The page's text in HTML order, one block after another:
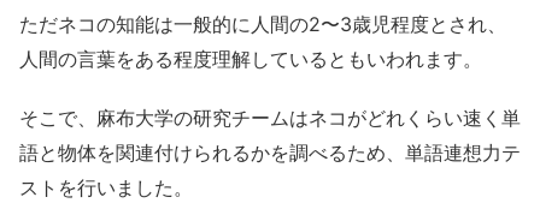
ただネコの知能は一般的に人間の2〜3歳児程度とされ、
人間の言葉をある程度理解しているともいわれます。
そこで、麻布大学の研究チームはネコがどれくらい速く単
語と物体を関連付けられるかを調べるため、単語連想力テ
ストを行いました。